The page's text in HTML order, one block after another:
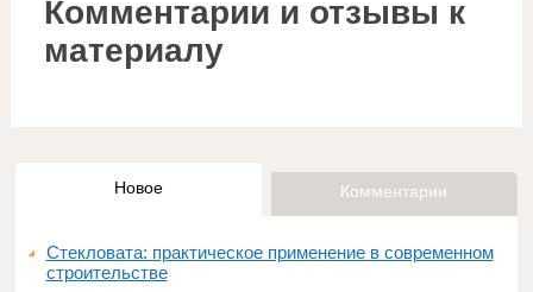
Комментарии и отзывы к
материалу
Новое Комментарии
Стекловата: практическое применение в современном
строительстве